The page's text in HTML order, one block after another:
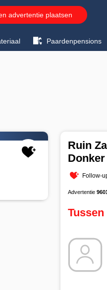
advertentie plaatsen
Paardenpensions
Ruin
Follow-
Advertentie
Tussen